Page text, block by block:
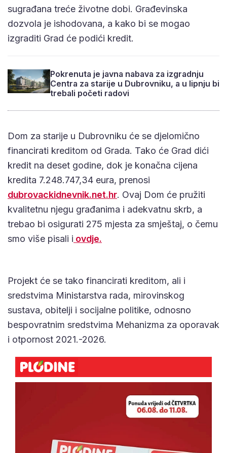
sugrađana treće životne dobi. Građevinska
dozvola je ishodovana, a kako bi se mogao
izgraditi Grad će podići kredit.
Pokrenuta je javna nabava za izgradnju
Centra za starije u Dubrovniku, a u lipnju bi
trebali početi radovi
Dom za starije u Dubrovniku će se djelomično
financirati kreditom od Grada. Tako će Grad dići
kredit na deset godine, dok je konačna cijena
kredita 7.248.747,34 eura, prenosi
dubrovackidnevnik.net.hr. Ovaj Dom će pružiti
kvalitetnu njegu građanima i adekvatnu skrb, a
trebao bi osigurati 275 mjesta za smještaj, o čemu
smo više pisali i ovdje.
Projekt će se tako financirati kreditom, ali i
sredstvima Ministarstva rada, mirovinskog
sustava, obitelji i socijalne politike, odnosno
bespovratnim sredstvima Mehanizma za oporavak
i otpornost 2021.-2026.